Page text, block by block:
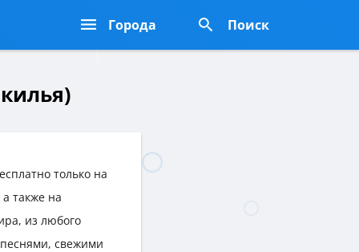
Города Поиск
только на
а также на
из любого
свежими